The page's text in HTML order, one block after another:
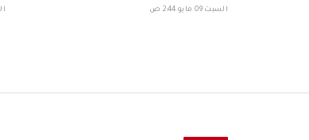
السبت 09 مايو 2:44 ص